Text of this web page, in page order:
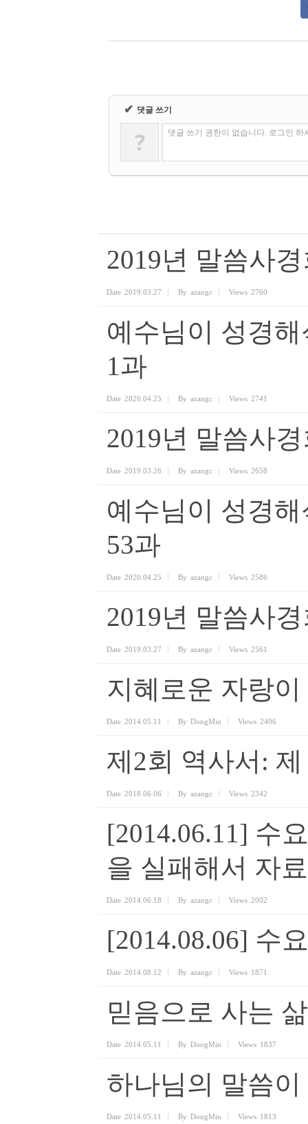
✔ 댓글 쓰기
? 댓글 쓰기 권한이 없습니다. 로그인 하
2019년 말씀사
Date 2019.03.27 By azangc Views 2760
예수님이 성경
1과
Date 2020.04.25 By azangc Views 2741
2019년 말씀사
Date 2019.03.26 By azangc Views 2658
예수님이 성경
53과
Date 2020.04.25 By azangc Views 2586
2019년 말씀사
Date 2019.03.27 By azangc Views 2561
지혜로운 자랑
Date 2014.05.11 By DongMin Views 2406
제2회 역사서:
Date 2018.06.06 By azangc Views 2342
[2014.06.11] 수
을 실패해서 자
Date 2014.06.18 By azangc Views 2002
[2014.08.06] 수
Date 2014.08.12 By azangc Views 1871
믿음으로 사는
Date 2014.05.11 By DongMin Views 1837
하나님의 말씀
Date 2014.05.11 By DongMin Views 1813